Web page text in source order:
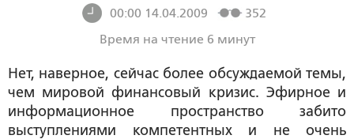
00:00 14.04.2009
352
Время на чтение 6 минут
Нет, наверное, сейчас более обсуждаемой темы,
чем мировой финансовый кризис. Эфирное и
информационное пространство забито
выступлениями компетентных и не очень